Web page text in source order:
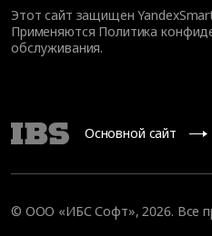
Этот сайт защищен
Применяются Политика
обслуживания.
Основной сайт
© ООО «ИБС Софт», 2026. Все